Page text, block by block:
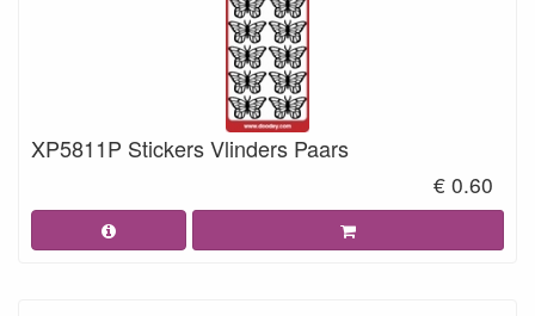
XP5811P Stickers Vlinders Paars
€ 0.60